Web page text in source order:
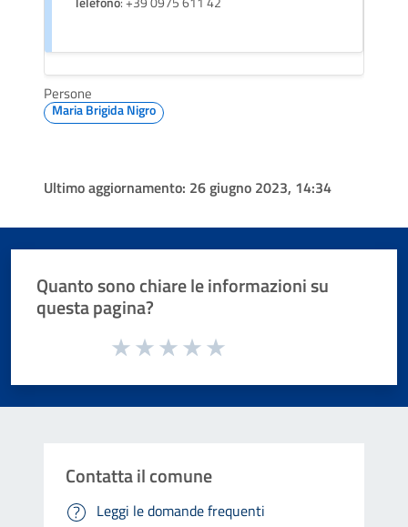
Persone
Maria Brigida Nigro
Ultimo aggiornamento: 26 giugno 2023, 14:34
Quanto sono chiare le informazioni su
questa pagina?
Valuta da 1 a 5 stelle la pagina
Contatta il comune
Leggi le domande frequenti